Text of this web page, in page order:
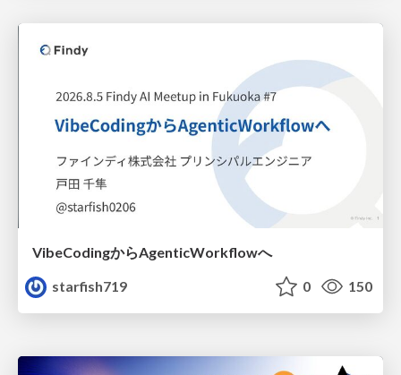
VibeCodingからAgenticWorkflowへ
starfish719
0 150